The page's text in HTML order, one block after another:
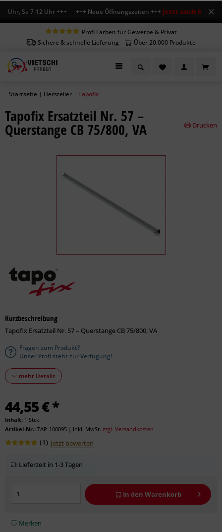
Uhr, Sa 7-12 Uhr +++ +++ Neue Öffnungszeiten +++Jetzt auch Sa
Profi Farben für Gewerbe & Privat
Sichere & schnelle Lieferung
Über 20.000 Produkte
Startseite | Hersteller | Tapofix
Tapofix Ersatzteil Nr. 57 –
Querstange CB 75/800, VA Drucken
Kurzbeschreibung
Tapofix Ersatzteil Nr. 57 – Querstange CB 75/800, VA
Fragen zum Produkt?
Unser Profi steht zur Verfügung!
mehr Details
44,55 € *
Inhalt: 1 Stck.
Artikel-Nr.: TAP-100095 | inkl. MwSt. zzgl. Versandkosten
(1) Jetzt bewerten
Lieferzeit in 1-3 Tagen
In den Warenkorb
Merken